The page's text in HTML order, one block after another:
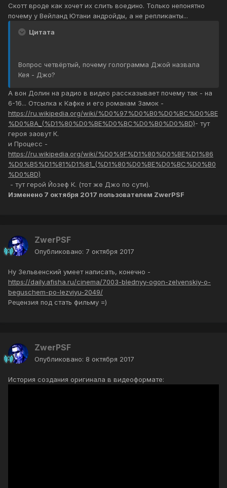
Скотт вроде как хочет их слить воедино. Только непонятно
почему у Вейланд Ютани андройды, а не репликанты...
Цитата
Вопрос четвёртый, почему голограмма Джой назвала
Кея - Джо?
А вон Долин на радио в видео рассказывает почему так - на
6-16... Отсылка к Кафке и его романам Замок -
https://ru.wikipedia.org/wiki/%D0%97%D0%B0%D0%BC%D0%BE
%D0%BA_(%D1%80%D0%BE%D0%BC%D0%B0%D0%BD)- тут
героя заовут К.
и Процесс -
https://ru.wikipedia.org/wiki/%D0%9F%D1%80%D0%BE%D1%86
%D0%B5%D1%81%D1%81_(%D1%80%D0%BE%D0%BC%D0%B0
%D0%BD)
- тут герой Йозеф К. (тот же Джо по сути).
Изменено 7 октября 2017 пользователем ZwerPSF
ZwerPSF
Опубликовано: 7 октября 2017
Ну Зельвенский умеет написать, конечно -
https://daily.afisha.ru/cinema/7003-blednyy-ogon-zelvenskiy-o-
beguschem-po-lezviyu-2049/
Рецензия под стать фильму =)
ZwerPSF
Опубликовано: 8 октября 2017
История создания оригинала в видеоформате: